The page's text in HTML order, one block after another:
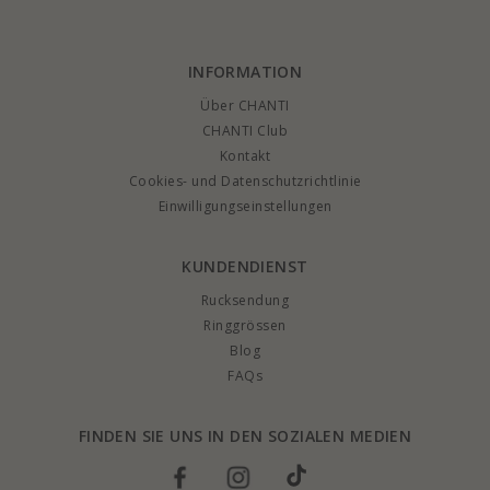
INFORMATION
Über CHANTI
CHANTI Club
Kontakt
Cookies- und Datenschutzrichtlinie
Einwilligungseinstellungen
KUNDENDIENST
Rucksendung
Ringgrössen
Blog
FAQs
FINDEN SIE UNS IN DEN SOZIALEN MEDIEN